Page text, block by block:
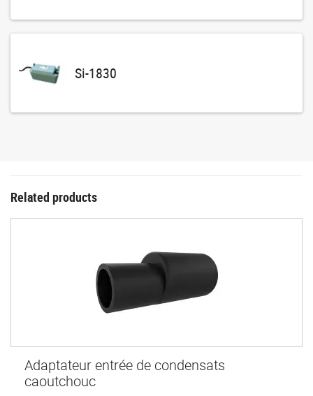
Si-1830
Related products
Adaptateur entrée de condensats
caoutchouc